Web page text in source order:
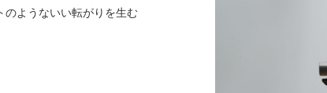
のようないい転がりを生む